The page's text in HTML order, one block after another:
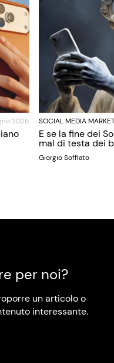
2026 SOCIAL MEDIA
E se la fine dei
mal di testa dei
Giorgio Soffiato
per noi?
un articolo o
interessante.